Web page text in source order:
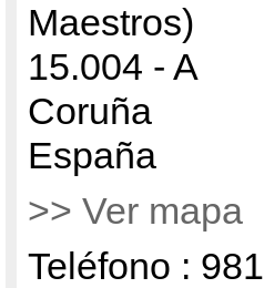
Maestros)
15.004 - A
Coruña
España
>> Ver mapa
Teléfono : 981